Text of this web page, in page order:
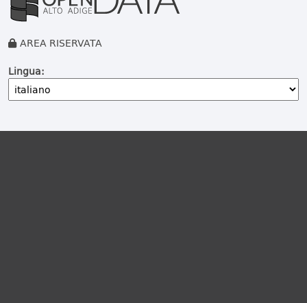
AREA RISERVATA
Lingua